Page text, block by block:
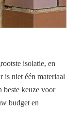
isolatie, en
is niet één materiaal
beste keuze voor
budget en